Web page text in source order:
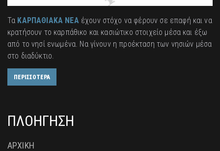
Τα ΚΑΡΠΑΘΙΑΚΑ ΝΕΑέχουν στόχο να φέρουν σε επαφή και να
κρατήσουν το καρπάθικο και κασιώτικο στοιχείο μέσα και έξω
από το νησί ενωμένα. Να γίνουν η προέκταση των νησιών μέσα
στο διαδύκτιο.
ΠΕΡΙΣΣΟΤΕΡΑ
ΠΛΟΗΓΗΣΗ
ΑΡΧΙΚΗ